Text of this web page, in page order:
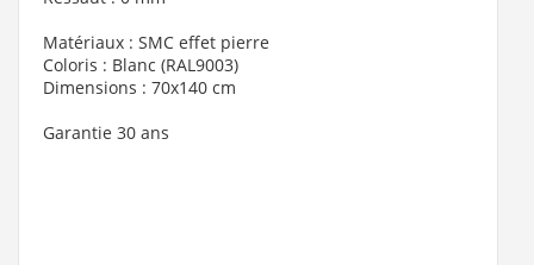
Matériaux : SMC effet pierre
Coloris : Blanc (RAL9003)
Dimensions : 70x140 cm
Garantie 30 ans